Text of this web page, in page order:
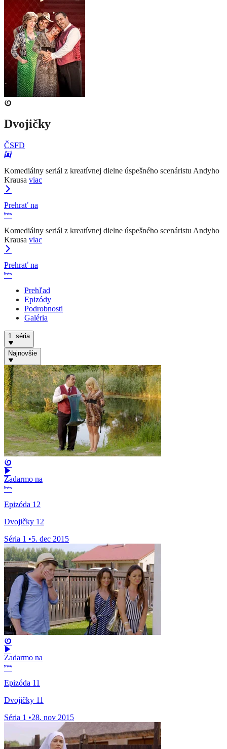
Dvojičky
ČSFD
Komediálny seriál z kreatívnej dielne úspešného scenáristu Andyho
Krausa viac
Prehrať na
Komediálny seriál z kreatívnej dielne úspešného scenáristu Andyho
Krausa viac
Prehrať na
Prehľad
Epizódy
Podrobnosti
Galéria
1. séria
Najnovšie
Zadarmo na
Epizóda 12
Dvojičky 12
Séria 1 •5. dec 2015
Zadarmo na
Epizóda 11
Dvojičky 11
Séria 1 •28. nov 2015